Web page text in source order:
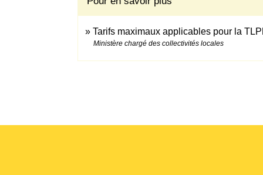
Tarifs maximaux applicables pour la
Ministère chargé des collectivités locales